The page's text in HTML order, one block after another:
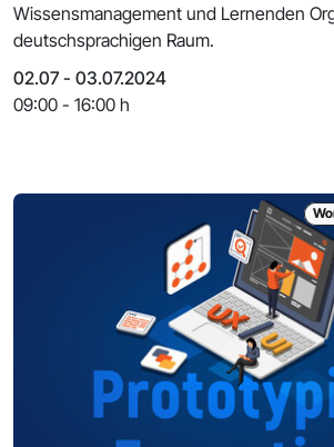
Wissensmanagement und Lernenden
deutschsprachigen Raum.
02.07 - 03.07.2024
09:00 - 16:00 h